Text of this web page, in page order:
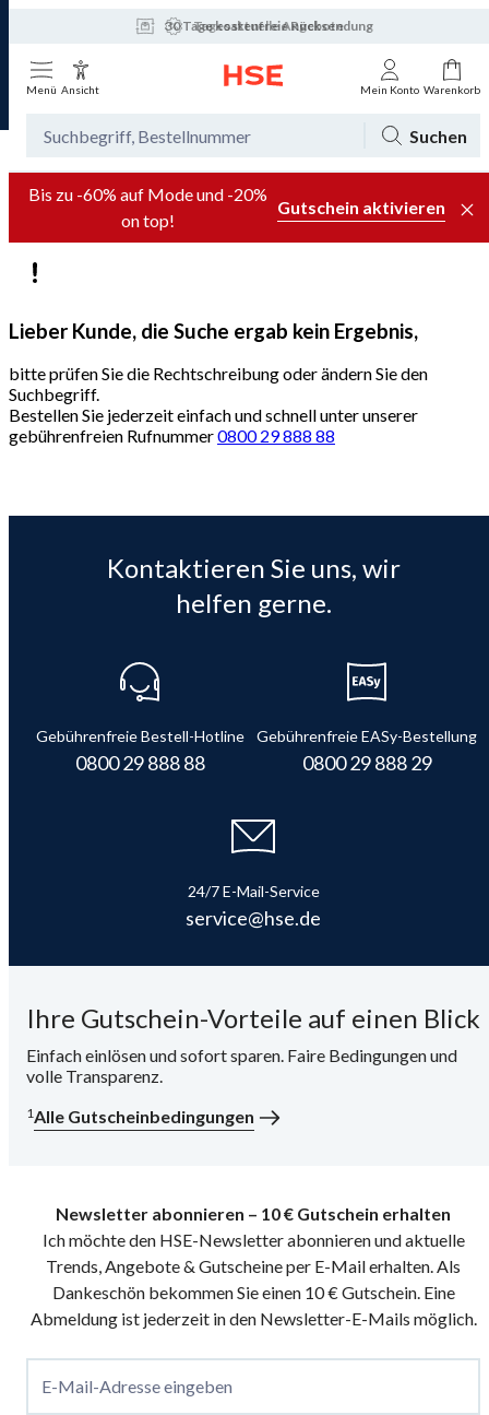
30 Tage kostenfreie Rücksendung
Tagesaktuelle Angebote
Menü Ansicht Mein Konto Warenkorb
Suchen
Bis zu -60% auf Mode und -20%
on top!
Gutschein aktivieren
Lieber Kunde, die Suche ergab kein Ergebnis,
bitte prüfen Sie die Rechtschreibung oder ändern Sie den
Suchbegriff.
Bestellen Sie jederzeit einfach und schnell unter unserer
gebührenfreien Rufnummer0800 29 888 88
Kontaktieren Sie uns, wir
helfen gerne.
Gebührenfreie Bestell-Hotline
0800 29 888 88
Gebührenfreie EASy-Bestellung
0800 29 888 29
24/7 E-Mail-Service
service@hse.de
Ihre Gutschein-Vorteile auf einen Blick
Einfach einlösen und sofort sparen. Faire Bedingungen und
volle Transparenz.
1Alle Gutscheinbedingungen
Newsletter abonnieren – 10 € Gutschein erhalten
Ich möchte den HSE-Newsletter abonnieren und aktuelle
Trends, Angebote & Gutscheine per E-Mail erhalten. Als
Dankeschön bekommen Sie einen 10 € Gutschein. Eine
Abmeldung ist jederzeit in den Newsletter-E-Mails möglich.
E-Mail-Adresse eingeben